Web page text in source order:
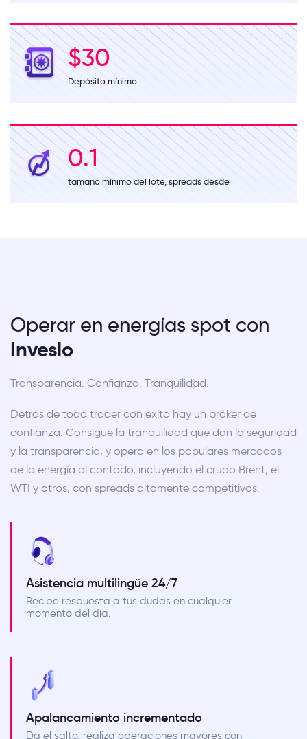
$30
Depósito mínimo
0.1
tamaño mínimo del lote, spreads desde
Operar en energías spot con
Inveslo
Transparencia. Confianza. Tranquilidad.
Detrás de todo trader con éxito hay un bróker de
confianza. Consigue la tranquilidad que dan la seguridad
y la transparencia, y opera en los populares mercados
de la energía al contado, incluyendo el crudo Brent, el
WTI y otros, con spreads altamente competitivos.
Asistencia multilingüe 24/7
Recibe respuesta a tus dudas en cualquier
momento del día.
Apalancamiento incrementado
Da el salto, realiza operaciones mayores con